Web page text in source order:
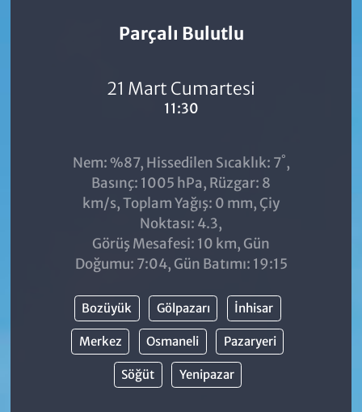
Parçalı Bulutlu
21 Mart Cumartesi
11:30
Nem: %87, Hissedilen Sıcaklık: 7°,
Basınç: 1005 hPa, Rüzgar: 8
km/s, Toplam Yağış: 0 mm, Çiy
Noktası: 4.3,
Görüş Mesafesi: 10 km, Gün
Doğumu: 7:04, Gün Batımı: 19:15
Bozüyük Gölpazarı İnhisar
Merkez Osmaneli Pazaryeri
Söğüt Yenipazar